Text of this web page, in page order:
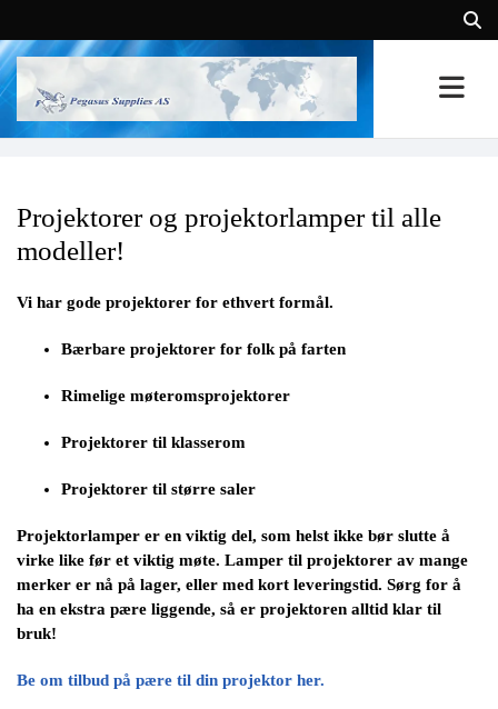
Projektorer og projektorlamper til alle
modeller!
Vi har gode projektorer for ethvert formål.
Bærbare projektorer for folk på farten
Rimelige møteromsprojektorer
Projektorer til klasserom
Projektorer til større saler
Projektorlamper er en viktig del, som helst ikke bør slutte å
virke like før et viktig møte. Lamper til projektorer av mange
merker er nå på lager, eller med kort leveringstid. Sørg for å
ha en ekstra pære liggende, så er projektoren alltid klar til
bruk!
Be om tilbud på pære til din projektor her.